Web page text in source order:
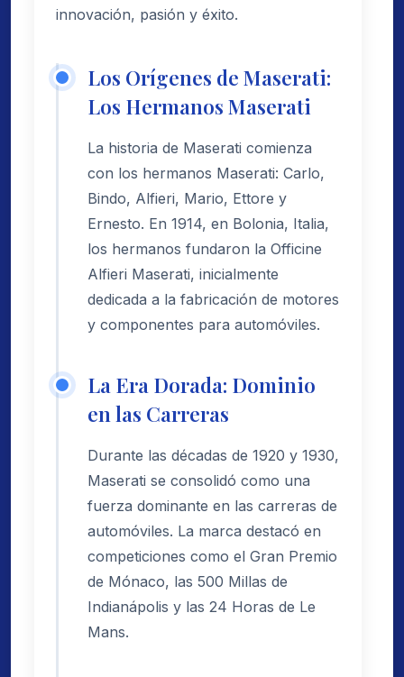
innovación, pasión y éxito.
Los Orígenes de Maserati:
Los Hermanos Maserati
La historia de Maserati comienza
con los hermanos Maserati: Carlo,
Bindo, Alfieri, Mario, Ettore y
Ernesto. En 1914, en Bolonia, Italia,
los hermanos fundaron la Officine
Alfieri Maserati, inicialmente
dedicada a la fabricación de motores
y componentes para automóviles.
La Era Dorada: Dominio
en las Carreras
Durante las décadas de 1920 y 1930,
Maserati se consolidó como una
fuerza dominante en las carreras de
automóviles. La marca destacó en
competiciones como el Gran Premio
de Mónaco, las 500 Millas de
Indianápolis y las 24 Horas de Le
Mans.